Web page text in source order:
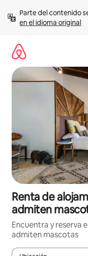
contenido
Parte del contenido
en el idioma original
Renta de
admiten
Encuentra y reserva
admiten mascotas